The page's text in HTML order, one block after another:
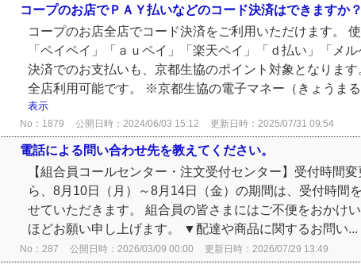
コープのお店でＰＡＹ払いなどのコード決済はできますか？
コープのお店全店でコード決済をご利用いただけます。
「ペイペイ」「ａｕペイ」「楽天ペイ」「ｄ払い」「メ
決済でのお支払いも、京都生協のポイント対象となりま
全店利用可能です。 ※京都生協の電子マネー（きょうま
表示
No：1879 公開日時：2024/06/03 15:12 更新日時：2025/07/31 09:54
電話による問い合わせ先を教えてください。
【組合員コールセンター・注文受付センター】受付時間
ら、8月10日（月）～8月14日（金）の期間は、受付時間
せていただきます。 組合員の皆さまにはご不便をおかけ
ほどお願い申し上げます。 ▼配達や商品に関するお問い...
No：287 公開日時：2026/03/09 00:00 更新日時：2026/07/29 13:49